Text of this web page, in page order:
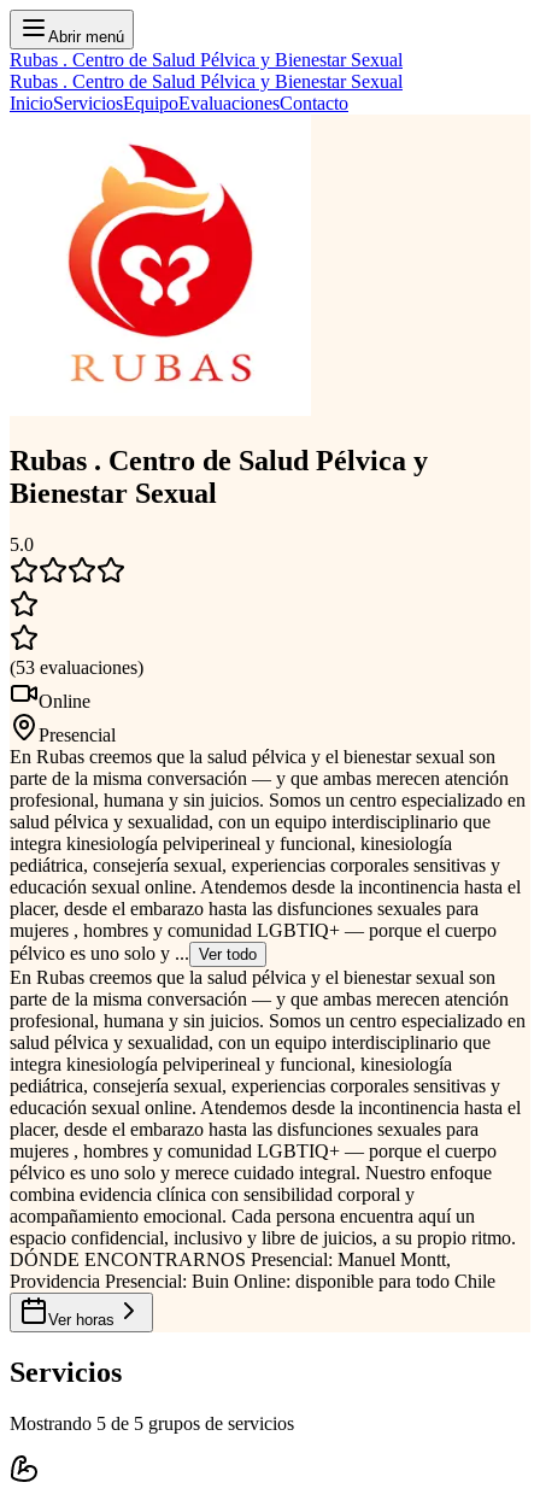
Abrir menú
Rubas . Centro de Salud Pélvica y Bienestar Sexual
Rubas . Centro de Salud Pélvica y Bienestar Sexual
InicioServiciosEquipoEvaluacionesContacto
Rubas . Centro de Salud Pélvica y
Bienestar Sexual
5.0
(53 evaluaciones)
Online
Presencial
En Rubas creemos que la salud pélvica y el bienestar sexual son
parte de la misma conversación — y que ambas merecen atención
profesional, humana y sin juicios. Somos un centro especializado en
salud pélvica y sexualidad, con un equipo interdisciplinario que
integra kinesiología pelviperineal y funcional, kinesiología
pediátrica, consejería sexual, experiencias corporales sensitivas y
educación sexual online. Atendemos desde la incontinencia hasta el
placer, desde el embarazo hasta las disfunciones sexuales para
mujeres , hombres y comunidad LGBTIQ+ — porque el cuerpo
pélvico es uno solo y ... Ver todo
En Rubas creemos que la salud pélvica y el bienestar sexual son
parte de la misma conversación — y que ambas merecen atención
profesional, humana y sin juicios. Somos un centro especializado en
salud pélvica y sexualidad, con un equipo interdisciplinario que
integra kinesiología pelviperineal y funcional, kinesiología
pediátrica, consejería sexual, experiencias corporales sensitivas y
educación sexual online. Atendemos desde la incontinencia hasta el
placer, desde el embarazo hasta las disfunciones sexuales para
mujeres , hombres y comunidad LGBTIQ+ — porque el cuerpo
pélvico es uno solo y merece cuidado integral. Nuestro enfoque
combina evidencia clínica con sensibilidad corporal y
acompañamiento emocional. Cada persona encuentra aquí un
espacio confidencial, inclusivo y libre de juicios, a su propio ritmo.
DÓNDE ENCONTRARNOS Presencial: Manuel Montt,
Providencia Presencial: Buin Online: disponible para todo Chile
Ver horas
Servicios
Mostrando 5 de 5 grupos de servicios